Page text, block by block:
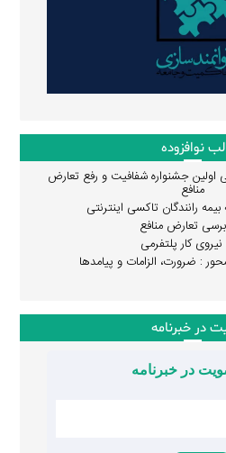
نوافزوده
جشنواره شفافیت و رفع تعارض
منافع
بیمه رانندگان تاکسی اینترنتی
تعارض منافع
نیروی کار پلتفرمی
: ضرورت، الزامات و پیامدها
در خبرنامه
در خبرنامه